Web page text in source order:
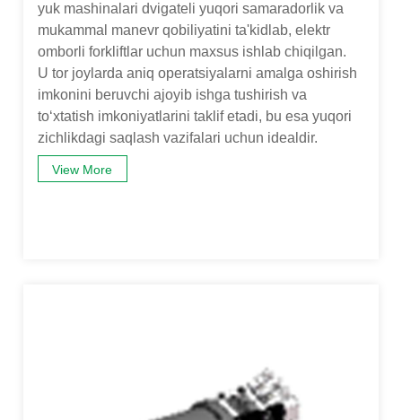
yuk mashinalari dvigateli yuqori samaradorlik va
mukammal manevr qobiliyatini ta'kidlab, elektr
omborli forkliftlar uchun maxsus ishlab chiqilgan.
U tor joylarda aniq operatsiyalarni amalga oshirish
imkonini beruvchi ajoyib ishga tushirish va
to‘xtatish imkoniyatlarini taklif etadi, bu esa yuqori
zichlikdagi saqlash vazifalari uchun idealdir.
View More